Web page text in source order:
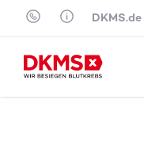
Skip to content
DKMS.de